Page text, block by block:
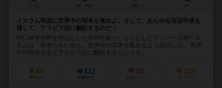
イスラム帝国に世界中の写本を集めよ。そして、あらゆる言語学者を
通して、アラビア語に翻訳するのだ！
特に科学分野を中心とした学問を統一しようとしたアッバース朝イス
ラムは、学者たちに命じ、世界中の写本を集めるよう指示した。 世界
中の写本を全てアラビア語に翻訳するという大...
69
興味あり
112
経験あり
29
お気に入り
118
持ってる